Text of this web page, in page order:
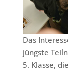
Das
jüngste
5. Klasse,